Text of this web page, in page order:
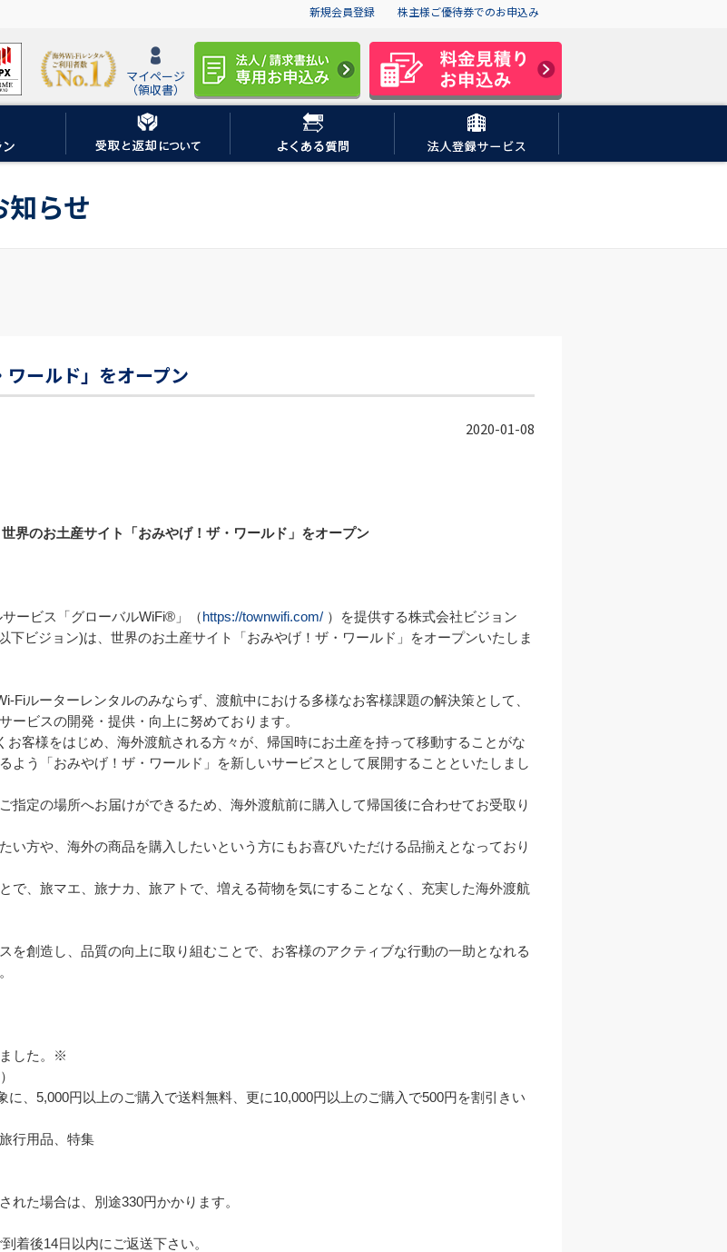
株主様ご優待券でのお申込み
新規会員登録
マイページ
（領収書）
らせ
ールド」をオープン
2020-01-08
界のお土産サイト「おみやげ！ザ・ワールド」をオープン
ービス「グローバルWiFi®」（ https://townwifi.com/ ）を提供する株式会社ビジョン
下ビジョン)は、世界のお土産サイト「おみやげ！ザ・ワールド」をオープンいたしま
Fiルーターレンタルのみならず、渡航中における多様なお客様課題の解決策として、
ビスの開発・提供・向上に努めております。
客様をはじめ、海外渡航される方々が、帰国時にお土産を持って移動することがな
よう「おみやげ！ザ・ワールド」を新しいサービスとして展開することといたしまし
定の場所へお届けができるため、海外渡航前に購入して帰国後に合わせてお受取り
い方や、海外の商品を購入したいという方にもお喜びいただける品揃えとなっており
で、旅マエ、旅ナカ、旅アトで、増える荷物を気にすることなく、充実した海外渡航
を創造し、品質の向上に取り組むことで、お客様のアクティブな行動の一助となれる
した。※
、5,000円以上のご購入で送料無料、更に10,000円以上のご購入で500円を割引きい
行用品、特集
れた場合は、別途330円かかります。
着後14日以内にご返送下さい。